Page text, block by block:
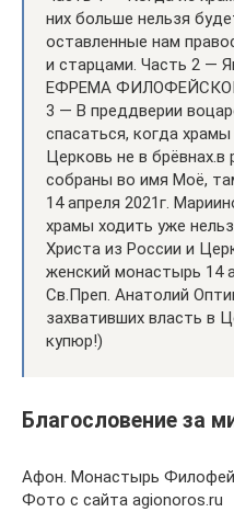
них больше нельзя
оставленные нам
и старцами. Часть 2 —
ЕФРЕМА
3 — В преддверии
спасаться, когда
Церковь не в брёвнах.в
собраны во имя Моё,
14 апреля 2021г.
храмы ходить уже
Христа из России и
женский монастырь 14
Св.Преп. Анатолий
захвативших власть в
купюр!)
Благословение за
Афон. Монастырь Филофей.
Фото с сайта agionoros.ru